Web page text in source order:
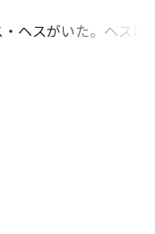
ヘスがいた。ヘスは一
物である。そこでヘス
現実味を帯びてくる。
バッハに対する態度、
哲学的社会主義者」と